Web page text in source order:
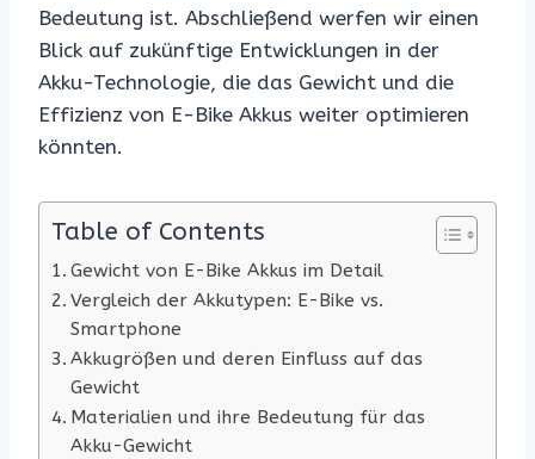
Bedeutung ist. Abschließend werfen wir einen
Blick auf zukünftige Entwicklungen in der
Akku-Technologie, die das Gewicht und die
Effizienz von E-Bike Akkus weiter optimieren
könnten.
Table of Contents
Gewicht von E-Bike Akkus im Detail
Vergleich der Akkutypen: E-Bike vs.
Smartphone
Akkugrößen und deren Einfluss auf das
Gewicht
Materialien und ihre Bedeutung für das
Akku-Gewicht